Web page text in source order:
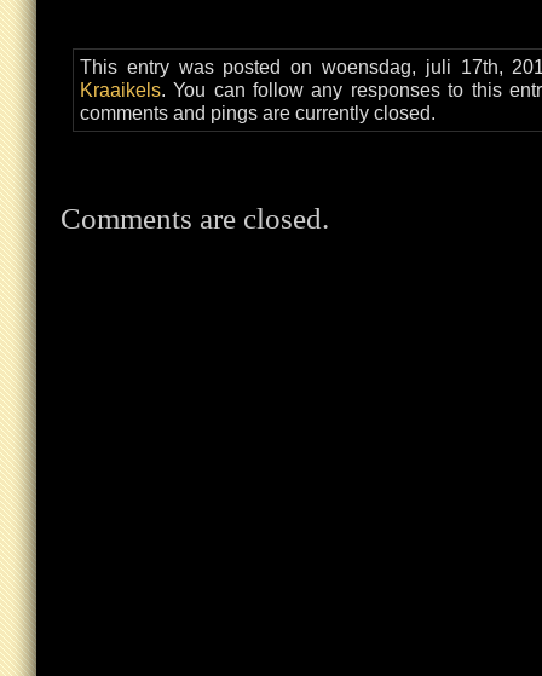
This entry was posted on woensdag, juli 17th,
Kraaikels. You can follow any responses to this
comments and pings are currently closed.
Comments are closed.